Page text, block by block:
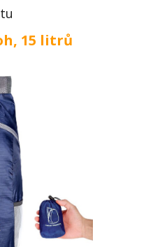
15 litrů